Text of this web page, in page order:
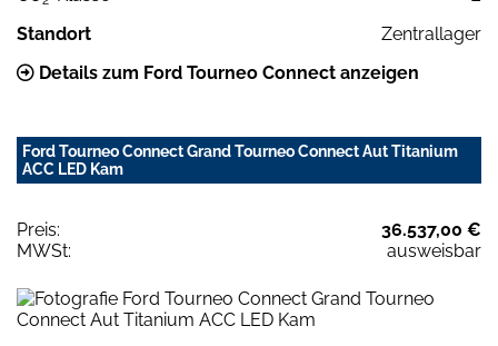
Standort
Zentrallager
Details zum Ford Tourneo Connect anzeigen
Ford Tourneo Connect Grand Tourneo Connect Aut Titanium
ACC LED Kam
Preis:
36.537,00 €
MWSt:
ausweisbar